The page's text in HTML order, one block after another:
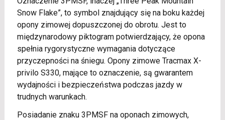
Snow Flake”, to symbol znajdujący się na boku każdej
opony zimowej dopuszczonej do obrotu. Jest to
międzynarodowy piktogram potwierdzający, że opona
spełnia rygorystyczne wymagania dotyczące
przyczepności na śniegu. Opony zimowe Tracmax X-
privilo S330, mające to oznaczenie, są gwarantem
wydajności i bezpieczeństwa podczas jazdy w
trudnych warunkach.
Posiadanie znaku 3PMSF na oponach zimowych,